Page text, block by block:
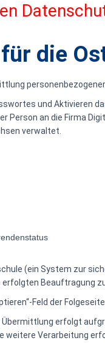
die
und Aktivieren
Person an die Firma
verwaltet.
(ein System zur
Beauftragung
Feld der
erfolgt
Verarbeitung